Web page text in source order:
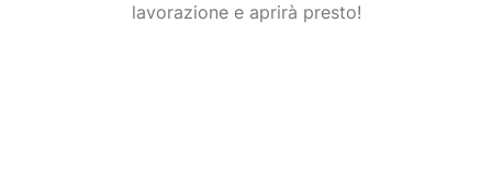
lavorazione e aprirà presto!